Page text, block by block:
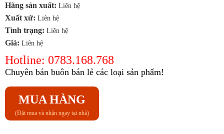
Hãng sản xuất: Liên hệ
Xuất xứ: Liên hệ
Tình trạng: Liên hệ
Giá: Liên hệ
Hotline: 0783.168.768
Chuyên bán buôn bán lẻ các loại sản phẩm!
MUA HÀNG
(Đặt mua và nhận ngay tại nhà)